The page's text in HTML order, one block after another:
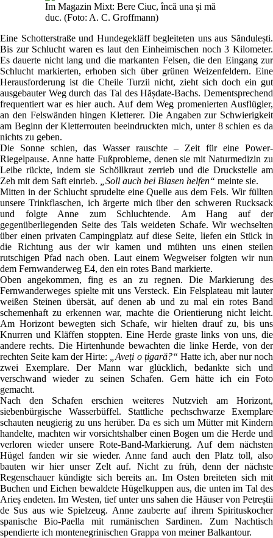
Im Magazin Mixt: Bere Ciuc, încă una și mă
duc. (Foto: A. C. Groffmann)
Eine Schotterstraße und Hundegekläff begleiteten uns aus Săndulești.
Bis zur Schlucht waren es laut den Einheimischen noch 3 Kilometer.
Es dauerte nicht lang und die markanten Felsen, die den Eingang zur
Schlucht markierten, erhoben sich über grünen Weizenfeldern. Eine
Herausforderung ist die Cheile Turzii nicht, zieht sich doch ein gut
ausgebauter Weg durch das Tal des Hășdate-Bachs. Dementsprechend
frequentiert war es hier auch. Auf dem Weg promenierten Ausflügler,
an den Felswänden hingen Kletterer. Die Angaben zur Schwierigkeit
am Beginn der Kletterrouten beeindruckten mich, unter 8 schien es da
nichts zu geben.
Die Sonne schien, das Wasser rauschte – Zeit für eine Power-
Riegelpause. Anne hatte Fußprobleme, denen sie mit Naturmedizin zu
Leibe rückte, indem sie Schöllkraut zerrieb und die Druckstelle am
Zeh mit dem Saft einrieb.
„Soll auch bei Blasen helfen“ meinte sie.
Mitten in der Schlucht sprudelte eine Quelle aus dem Fels. Wir füllten
unsere Trinkflaschen, ich ärgerte mich über den schweren Rucksack
und folgte Anne zum Schluchtende. Am Hang auf der
gegenüberliegenden Seite des Tals weideten Schafe. Wir wechselten
über einen privaten Campingplatz auf diese Seite, liefen ein Stück in
die Richtung aus der wir kamen und mühten uns einen steilen
rutschigen Pfad nach oben. Laut einem Wegweiser folgten wir nun
dem Fernwanderweg E4, den ein rotes Band markierte.
Oben angekommen, fing es an zu regnen. Die Markierung des
Fernwanderweges spielte mit uns Versteck. Ein Felsplateau mit lauter
weißen Steinen übersät, auf denen ab und zu mal ein rotes Band
schemenhaft zu erkennen war, machte die Orientierung nicht leicht.
Am Horizont bewegten sich Schafe, wir hielten drauf zu, bis uns
Knurren und Kläffen stoppten. Eine Herde graste links von uns, die
andere rechts. Die Hirtenhunde bewachten die linke Herde, von der
rechten Seite kam der Hirte:
„Aveți o țigară?“ Hatte ich, aber nur noch
zwei Exemplare. Der Mann war glücklich, bedankte sich und
verschwand wieder zu seinen Schafen. Gern hätte ich ein Foto
gemacht.
Nach den Schafen erschien weiteres Nutzvieh am Horizont,
siebenbürgische Wasserbüffel. Stattliche pechschwarze Exemplare
schauten neugierig zu uns herüber. Da es sich um Mütter mit Kindern
handelte, machten wir vorsichtshalber einen Bogen um die Herde und
verloren wieder unsere Rote-Band-Markierung. Auf dem nächsten
Hügel fanden wir sie wieder. Anne fand auch den Platz toll, also
bauten wir hier unser Zelt auf. Nicht zu früh, denn der nächste
Regenschauer kündigte sich bereits an. Im Osten breiteten sich mit
Buchen und Eichen bewaldete Hügelkuppen aus, die unten im Tal des
Arieș endeten. Im Westen, tief unter uns sahen die Häuser von Petreștii
de Sus aus wie Spielzeug. Anne zauberte auf ihrem Spirituskocher
spanische Bio-Paella mit rumänischen Sardinen. Zum Nachtisch
spendierte ich montenegrinischen Grappa von meiner Balkantour.